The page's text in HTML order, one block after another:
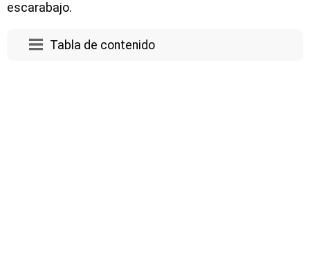
escarabajo.
Tabla de contenido